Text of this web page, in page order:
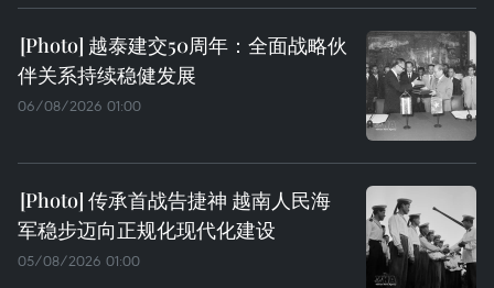
越泰建交50周年：全面战略伙
伴关系持续稳健发展
06/08/2026 01:00
传承首战告捷神 越南人民海
军稳步迈向正规化现代化建设
05/08/2026 01:00